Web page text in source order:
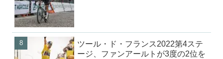
ツール・ド・フランス2022第4ステ
ージ、ファンアールトが3度の2位を